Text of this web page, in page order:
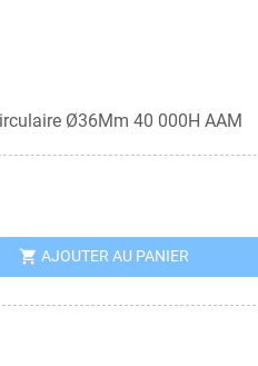
Ø36Mm 40 000H AAM
shopping_cart AJOUTER AU PANIER